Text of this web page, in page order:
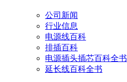
公司新闻
行业信息
电源线百科
排插百科
电源插头插芯百科全书
延长线百科全书